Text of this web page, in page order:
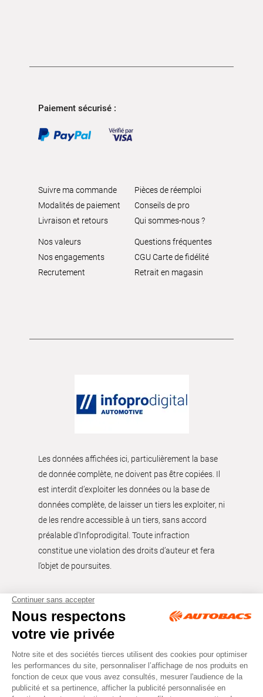
Paiement sécurisé :
Suivre ma commande
Modalités de paiement
Livraison et retours
Pièces de réemploi
Conseils de pro
Qui sommes-nous ?
Nos valeurs
Nos engagements
Recrutement
Questions fréquentes
CGU Carte de fidélité
Retrait en magasin
Les données affichées ici, particulièrement la base
de donnée complète, ne doivent pas être copiées. Il
est interdit d’exploiter les données ou la base de
données complète, de laisser un tiers les exploiter, ni
de les rendre accessible à un tiers, sans accord
préalable d'Infoprodigital. Toute infraction
constitue une violation des droits d’auteur et fera
l’objet de poursuites.
Tous droits réservés © Autobacs